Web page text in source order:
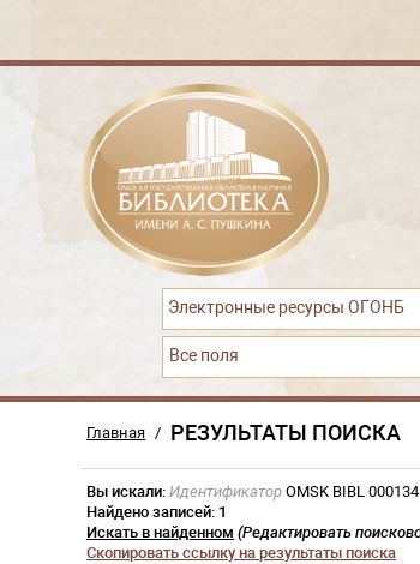
Электронные ресурсы ОГОНБ
Все поля
Главная / РЕЗУЛЬТАТЫ ПОИСКА
Вы искали: Идентификатор OMSK BIBL
Найдено записей: 1
Искать в найденном (Редактировать
Скопировать ссылку на результаты поиска